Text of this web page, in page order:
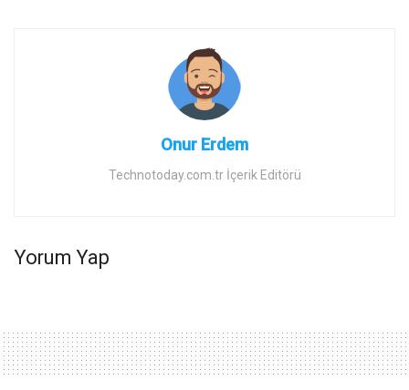
Onur Erdem
Technotoday.com.tr İçerik Editörü
Yorum Yap